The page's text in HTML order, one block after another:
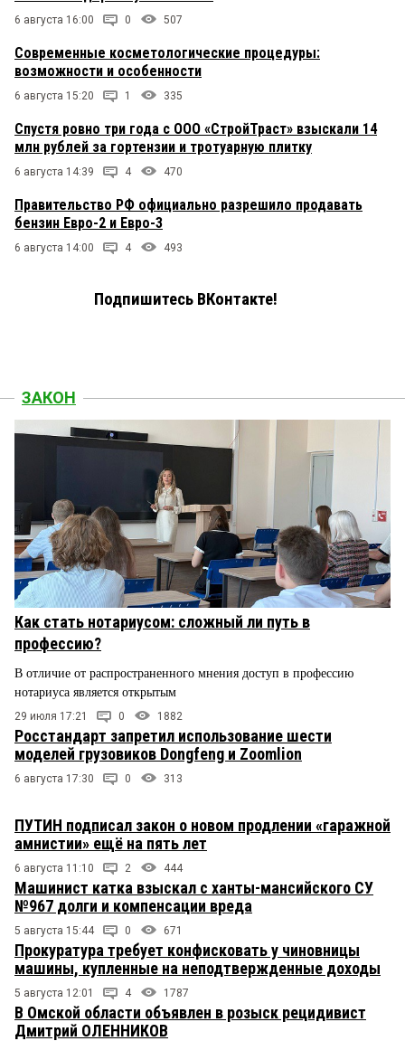
6 августа 16:00 0 507
Современные косметологические процедуры:
возможности и особенности
6 августа 15:20 1 335
Спустя ровно три года с ООО «СтройТраст» взыскали 14
млн рублей за гортензии и тротуарную плитку
6 августа 14:39 4 470
Правительство РФ официально разрешило продавать
бензин Евро-2 и Евро-3
6 августа 14:00 4 493
Подпишитесь ВКонтакте!
ЗАКОН
Как стать нотариусом: сложный ли путь в
профессию?
В отличие от распространенного мнения доступ в профессию
нотариуса является открытым
29 июля 17:21 0 1882
Росстандарт запретил использование шести
моделей грузовиков Dongfeng и Zoomlion
6 августа 17:30 0 313
ПУТИН подписал закон о новом продлении «гаражной
амнистии» ещё на пять лет
6 августа 11:10 2 444
Машинист катка взыскал с ханты-мансийского СУ
№967 долги и компенсации вреда
5 августа 15:44 0 671
Прокуратура требует конфисковать у чиновницы
машины, купленные на неподтвержденные доходы
5 августа 12:01 4 1787
В Омской области объявлен в розыск рецидивист
Дмитрий ОЛЕННИКОВ